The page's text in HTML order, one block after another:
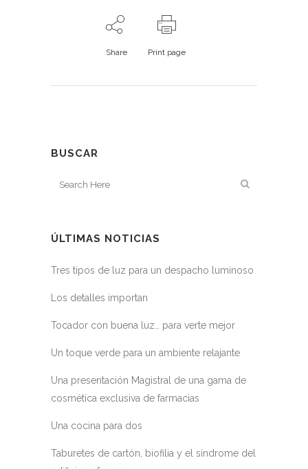
Share Print page
BUSCAR
ÚLTIMAS NOTICIAS
Tres tipos de luz para un despacho luminoso
Los detalles importan
Tocador con buena luz… para verte mejor
Un toque verde para un ambiente relajante
Una presentación Magistral de una gama de
cosmética exclusiva de farmacias
Una cocina para dos
Taburetes de cartón, biofilia y el síndrome del